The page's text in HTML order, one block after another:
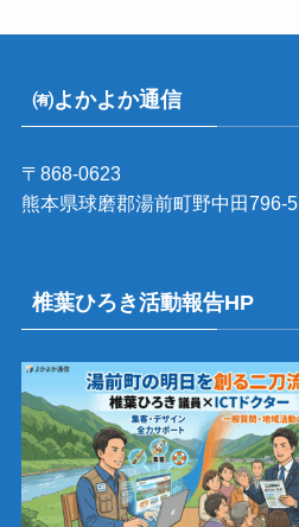
㈲よかよか通信
〒868-0623
熊本県球磨郡湯前町野中田796-5
椎葉ひろき活動報告HP